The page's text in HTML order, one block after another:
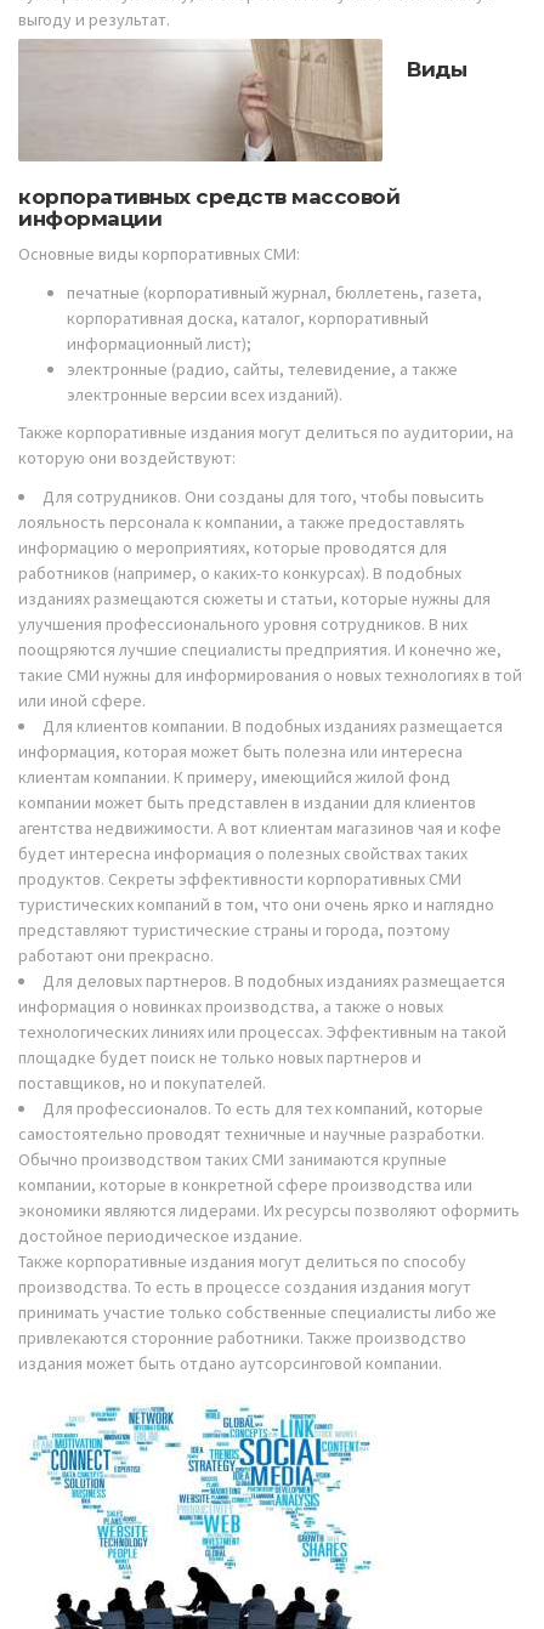
выгоду и результат.
Виды
корпоративных средств массовой
информации
Основные виды корпоративных СМИ:
печатные (корпоративный журнал, бюллетень, газета,
корпоративная доска, каталог, корпоративный
информационный лист);
электронные (радио, сайты, телевидение, а также
электронные версии всех изданий).
Также корпоративные издания могут делиться по аудитории, на
которую они воздействуют:
Для сотрудников. Они созданы для того, чтобы повысить
лояльность персонала к компании, а также предоставлять
информацию о мероприятиях, которые проводятся для
работников (например, о каких-то конкурсах). В подобных
изданиях размещаются сюжеты и статьи, которые нужны для
улучшения профессионального уровня сотрудников. В них
поощряются лучшие специалисты предприятия. И конечно же,
такие СМИ нужны для информирования о новых технологиях в той
или иной сфере.
Для клиентов компании. В подобных изданиях размещается
информация, которая может быть полезна или интересна
клиентам компании. К примеру, имеющийся жилой фонд
компании может быть представлен в издании для клиентов
агентства недвижимости. А вот клиентам магазинов чая и кофе
будет интересна информация о полезных свойствах таких
продуктов. Секреты эффективности корпоративных СМИ
туристических компаний в том, что они очень ярко и наглядно
представляют туристические страны и города, поэтому
работают они прекрасно.
Для деловых партнеров. В подобных изданиях размещается
информация о новинках производства, а также о новых
технологических линиях или процессах. Эффективным на такой
площадке будет поиск не только новых партнеров и
поставщиков, но и покупателей.
Для профессионалов. То есть для тех компаний, которые
самостоятельно проводят техничные и научные разработки.
Обычно производством таких СМИ занимаются крупные
компании, которые в конкретной сфере производства или
экономики являются лидерами. Их ресурсы позволяют оформить
достойное периодическое издание.
Также корпоративные издания могут делиться по способу
производства. То есть в процессе создания издания могут
принимать участие только собственные специалисты либо же
привлекаются сторонние работники. Также производство
издания может быть отдано аутсорсинговой компании.